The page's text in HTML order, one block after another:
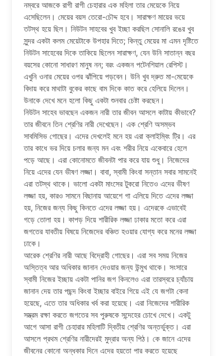
নম্বরে আজকে রাগী রাগী চেহারার এক মহিলা তার মেয়েকে নিয়ে
এসেছিলেন। মেয়ের বয়স তেরো-চৌদ্দ হবে। সারাক্ষণ মায়ের ভয়ে
তটস্থ হয়ে ছিল। নিউটন সাহবের খুব ইচ্ছা করছিল সোনালি রঙের খুব
সুন্দর একটা কলম মেয়েটাকে উপহার দিতে; কিন্তু মেয়ের মা এমন দৃষ্টিতে
নিউটন সাহেবের দিকে তাকিয়ে ছিলেন সারাক্ষণ, যেন উনি সাতান্ন বছর
বয়সের কোনো সাধারণ মানুষ নন; বরং একজন পটেনশিয়াল রেপিস্ট।
এখুনি ওনার মেয়ের ওপর ঝাঁপিয়ে পড়বেন। উনি খুব দ্রুত মা-মেয়েকে
বিদায় করে মাথাটা বুকের কাছে বাম দিকে কাত করে হেলিয়ে দিলেন।
উনাকে দেখে মনে হলো কিছু একটা শুনবার চেষ্টা করছেন।
নিউটন সাহেব ভাবছেন একজন নারী তার জীবন আসলে কাটায় কীভাবে?
তার জীবনে তিন শ্রেণির নারী দেখেছেন। এক শ্রেণি অসম্ভব
সাবমিসিভ গোছের। এদের দেখলেই মনে হয় এরা ক্লাইম্বিং ট্রি। এর
তার কাধে ভর দিয়ে চলার জন্য মন এবং শরীর নিয়ে একেবারে হেলে
পড়ে আছে। এরা কোনোমতে জীবনটা পার করে যায় শুধু। নিজেদের
নিয়ে এদের যেন ভীষণ লজ্জা। বাবা, স্বামী কিংবা সন্তান সবার সামনেই
এরা তটস্থ থাকে। ভালো একটা মাংসের টুকরো নিতেও এদের ভীষণ
লজ্জা হয়, কারও সামনে বিছানায় আয়েশে গা এলিয়ে দিতে এদের লজ্জা
হয়, নিজের জন্য কিছু কিনতে এদের লজ্জা হয়। এদেরকে এভাবেই
গড়ে তোলা হয়। কাপড় দিয়ে শারীরিক লজ্জা ঢাকার মতো করে এরা
জগতের যাবতীয় বিষয়ে নিজেদের বঞ্চিত হওয়ার যোগ্য করে মনের লজ্জা
ঢাকে।
আরেক শ্রেণির নারী আছে বিদ্রোহী গোছের। এরা সব সময় নিজের
অস্তিত্ব আর অধিকার জানান দেওয়ার জন্য উন্মুখ থাকে। সংসারে
স্বামী নিজের ইচ্ছায় একটা পানির জগ কিনলেও এরা তারস্বরে চ্যাঁচায়
জানান দেয় তার পছন্দ কিংবা ইচ্ছার বাইরে গিয়ে এই যে জগটা কেনা
হয়েছে, এতে তার অধিকার খর্ব করা হয়েছে। এরা নিজেদের শারীরিক
সম্ভ্রম রক্ষা করতে জগতের সব পুরুষকে সন্দেহের চোখে দেখে। একটু
আগে আসা রাগী চেহারার মহিলাটি দ্বিতীয় শ্রেণির অন্তর্ভুক্ত। এরা
আসলে প্রথম শ্রেণির নারীদেরই মুদ্রার অন্য পিঠ। কে জানে এদের
জীবনের কোনো অন্ধকার দিনে এদের হয়তো পার করতে হয়েছে